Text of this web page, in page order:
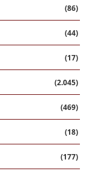
(86)
(44)
(17)
(2.045)
(469)
(18)
(177)